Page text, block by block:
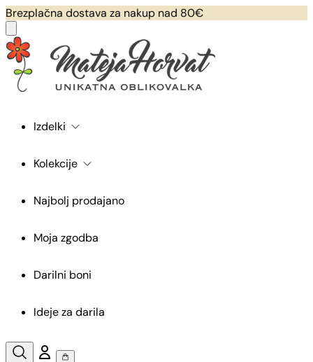
Brezplačna dostava za nakup nad 80€
Izdelki
Kolekcije
Najbolj prodajano
Moja zgodba
Darilni boni
Ideje za darila